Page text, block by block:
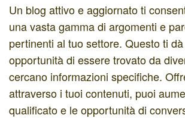
Un blog attivo e aggiornato ti
una vasta gamma di argomenti e
pertinenti al tuo settore. Questo ti
opportunità di essere trovato da
cercano informazioni specifiche.
attraverso i tuoi contenuti, puoi
qualificato e le opportunità di